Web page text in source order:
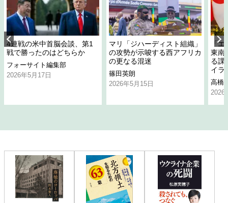
4連戦の米中首脳会談、第1
戦で勝ったのはどちらか
フォーサイト編集部
2026年5月17日
マリ「ジハーディスト組織」
の攻勢が示唆する西アフリカ
の更なる混迷
篠田英朗
2026年5月15日
「
東南
る課
イラ
高橋
2026